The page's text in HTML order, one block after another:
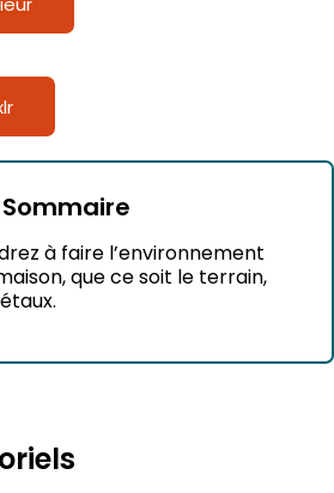
Sommaire
à faire l’environnement
que ce soit le terrain,